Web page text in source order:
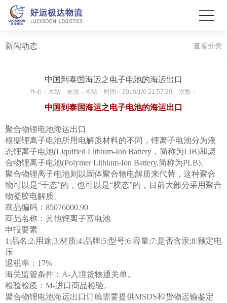
新闻动态 查看分类
中国到泰国海运之电子电池的海运出口
作者： 本站 来源： 本站 时间： 2018/1/6 21:57:29 次数：
中国到泰国海运之电子电池的海运出口
聚合物锂电池海运出口
根据锂离子电池所用电解质材料的不同，锂离子电池分为液
态锂离子电池(Liquified Lithium-Ion Battery，简称为LIB)和聚
合物锂离子电池(Polymer Lithium-Ion Battery,简称为PLB)。
聚合物锂离子电池则以固体聚合物电解质来代替，这种聚合
物可以是“干态”的，也可以是“胶态”的，目前大部分采用聚合
物凝胶电解质。
商品编码：85076000.90
商品名称：其他锂离子蓄电池
申报要素
1:品名;2:用途;3:材质;4:品牌;5:型号;6:容量;7:是否含汞;8:额定电
压
退税率：17%
海关监管条件：A-入境货物通关单。
检验检疫：M-进口商品检验。
聚合物锂电池海运出口订舱需要提供MSDS和货物运输鉴定